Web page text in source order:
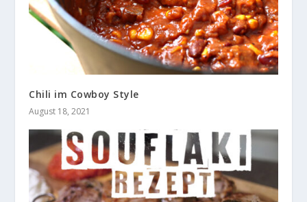
Chili im Cowboy Style
August 18, 2021